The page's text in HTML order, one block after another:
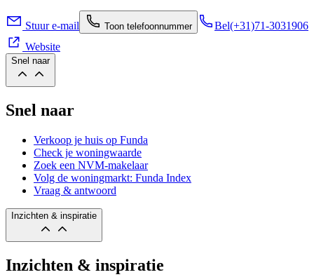
Stuur e-mail Toon telefoonnummer Bel(+31)71-3031906
Website
Snel naar
Snel naar
Verkoop je huis op Funda
Check je woningwaarde
Zoek een NVM-makelaar
Volg de woningmarkt: Funda Index
Vraag & antwoord
Inzichten & inspiratie
Inzichten & inspiratie